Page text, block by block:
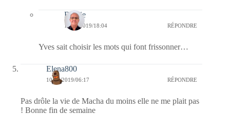
Bernie
10/05/2019/18:04 RÉPONDRE
Yves sait choisir les mots qui font frissonner…
Elena800
10/05/2019/06:17 RÉPONDRE
Pas drôle la vie de Macha du moins elle ne me plait pas
! Bonne fin de semaine